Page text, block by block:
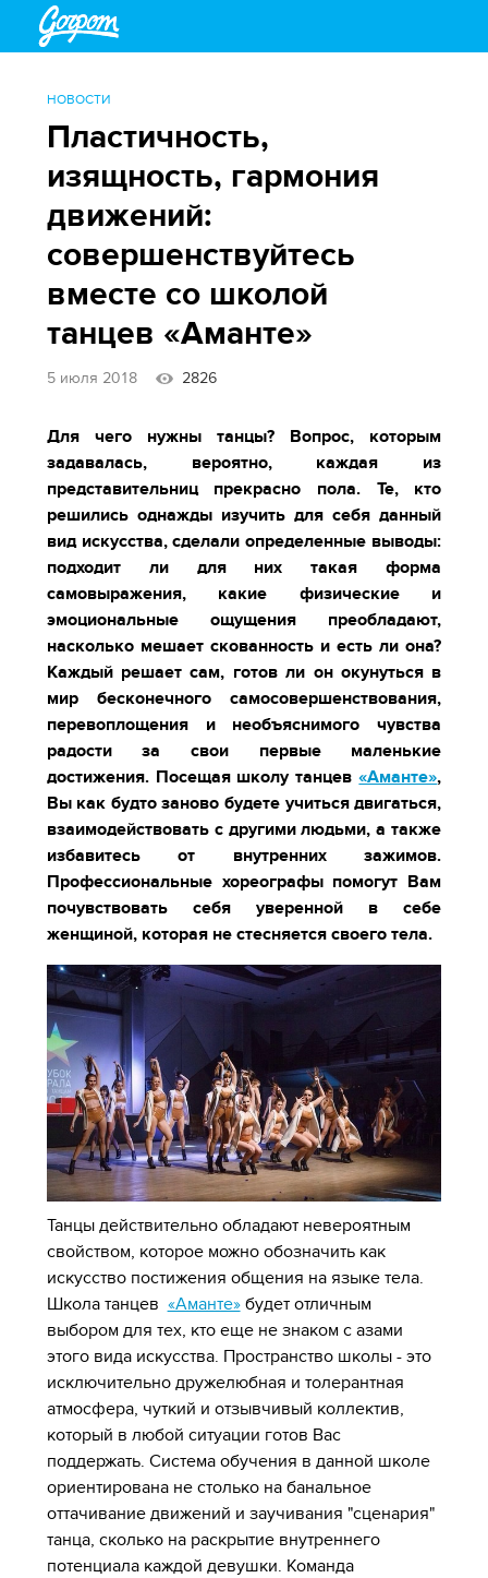
НОВОСТИ
Пластичность,
изящность, гармония
движений:
совершенствуйтесь
вместе со школой
танцев «Аманте»
5 июля 2018 2826
Для чего нужны танцы? Вопрос, которым
задавалась, вероятно, каждая из
представительниц прекрасно пола. Те, кто
решились однажды изучить для себя данный
вид искусства, сделали определенные выводы:
подходит ли для них такая форма
самовыражения, какие физические и
эмоциональные ощущения преобладают,
насколько мешает скованность и есть ли она?
Каждый решает сам, готов ли он окунуться в
мир бесконечного самосовершенствования,
перевоплощения и необъяснимого чувства
радости за свои первые маленькие
достижения. Посещая школу танцев«Аманте»,
Вы как будто заново будете учиться двигаться,
взаимодействовать с другими людьми, а также
избавитесь от внутренних зажимов.
Профессиональные хореографы помогут Вам
почувствовать себя уверенной в себе
женщиной, которая не стесняется своего тела.
Танцы действительно обладают невероятным
свойством, которое можно обозначить как
искусство постижения общения на языке тела.
Школа танцев «Аманте»будет отличным
выбором для тех, кто еще не знаком с азами
этого вида искусства. Пространство школы - это
исключительно дружелюбная и толерантная
атмосфера, чуткий и отзывчивый коллектив,
который в любой ситуации готов Вас
поддержать. Система обучения в данной школе
ориентирована не столько на банальное
оттачивание движений и заучивания "сценария"
танца, сколько на раскрытие внутреннего
потенциала каждой девушки. Команда